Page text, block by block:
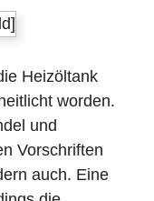
Heizöltank
worden.
und
Vorschriften
auch. Eine